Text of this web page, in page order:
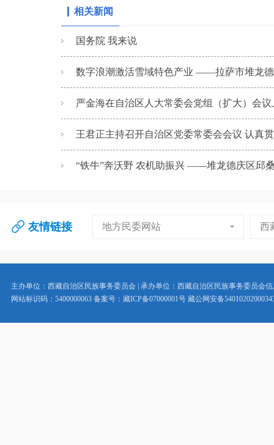
相关新闻
国务院 我来说
数字浪潮激活雪域特色产业 ——拉萨市堆龙
严金海在自治区人大常委会党组（扩大）会
王君正主持召开自治区党委常委会会议 认真
“铁牛”奔沃野 农机助振兴 ——堆龙德庆区邱
友情链接 地方民委网站 西
主办单位：西藏自治区民族事务委员会 | 承办单位：西藏自治区民族事务委员会
网站标识码：5400000063 备案号：藏ICP备07000001号 藏公网安备